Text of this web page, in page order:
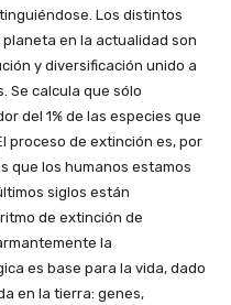
Los distintos
en la actualidad son
y diversificación unido a
Se calcula que sólo
del 1% de las especies que
proceso de extinción es, por
que los humanos estamos
siglos están
de extinción de
la
es base para la vida, dado
en la tierra: genes,